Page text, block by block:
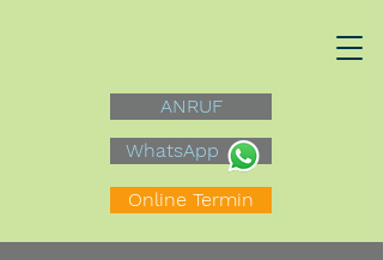
ANRUF
WhatsApp
Online Termin